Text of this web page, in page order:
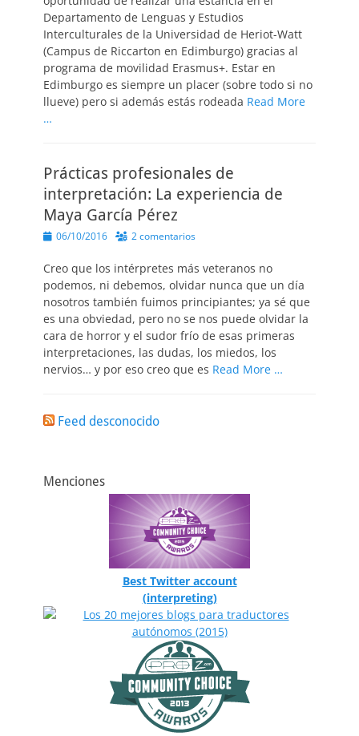
Departamento de Lenguas y Estudios
Interculturales de la Universidad de Heriot-Watt
(Campus de Riccarton en Edimburgo) gracias al
programa de movilidad Erasmus+. Estar en
Edimburgo es siempre un placer (sobre todo si no
llueve) pero si además estás rodeada Read More
…
Prácticas profesionales de
interpretación: La experiencia de
Maya García Pérez
Publicado
06/10/2016 2 comentarios
Creo que los intérpretes más veteranos no
podemos, ni debemos, olvidar nunca que un día
nosotros también fuimos principiantes; ya sé que
es una obviedad, pero no se nos puede olvidar la
cara de horror y el sudor frío de esas primeras
interpretaciones, las dudas, los miedos, los
nervios… y por eso creo que es Read More …
Feed desconocido
Menciones
Best Twitter account
(interpreting)